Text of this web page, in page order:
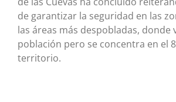
de garantizar la seguridad en las
las áreas más despobladas, donde
población pero se concentra en el
territorio.